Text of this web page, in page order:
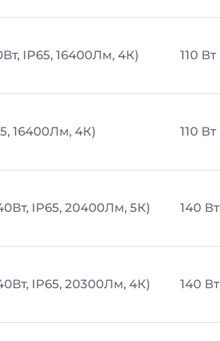
IP65, 16400Лм, 4К) 110 Вт
16400Лм, 4К) 110 Вт
IP65, 20400Лм, 5К) 140 Вт
IP65, 20300Лм, 4К) 140 Вт